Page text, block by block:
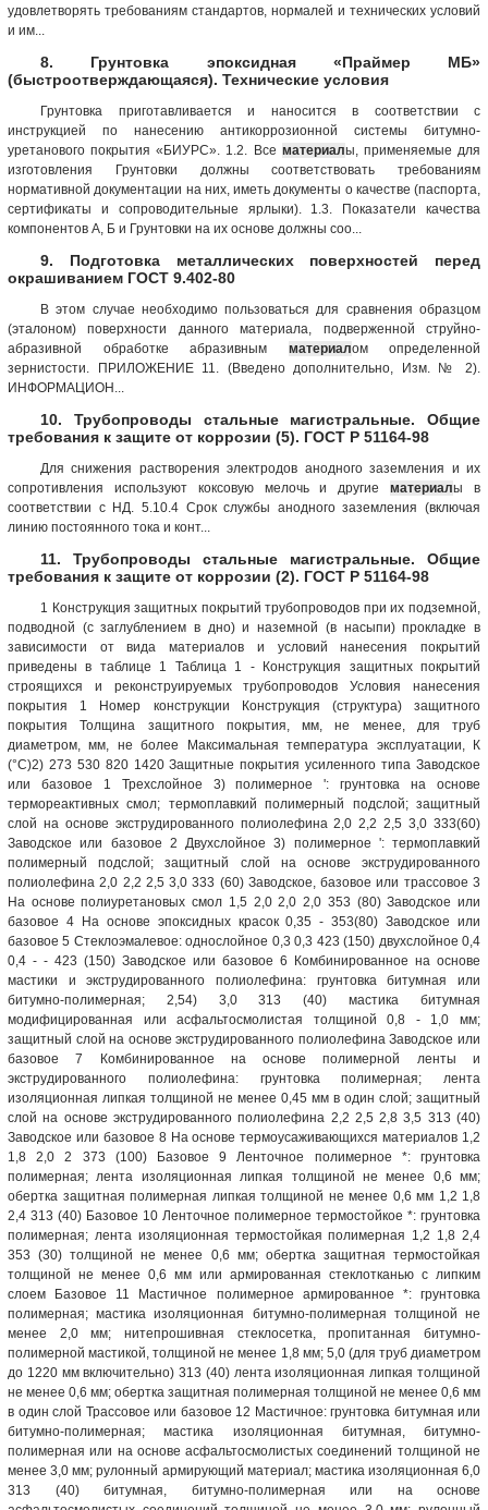
удовлетворять требованиям стандартов, нормалей и технических условий
и им...
8. Грунтовка эпоксидная «Праймер МБ»
(быстроотверждающаяся). Технические условия
Грунтовка приготавливается и наносится в соответствии с
инструкцией по нанесению антикоррозионной системы битумно-
уретанового покрытия «БИУРС». 1.2. Все материалы, применяемые для
изготовления Грунтовки должны соответствовать требованиям
нормативной документации на них, иметь документы о качестве (паспорта,
сертификаты и сопроводительные ярлыки). 1.3. Показатели качества
компонентов А, Б и Грунтовки на их основе должны соо...
9. Подготовка металлических поверхностей перед
окрашиванием ГОСТ 9.402-80
В этом случае необходимо пользоваться для сравнения образцом
(эталоном) поверхности данного материала, подверженной струйно-
абразивной обработке абразивным материалом определенной
зернистости. ПРИЛОЖЕНИЕ 11. (Введено дополнительно, Изм. № 2).
ИНФОРМАЦИОН...
10. Трубопроводы стальные магистральные. Общие
требования к защите от коррозии (5). ГОСТ Р 51164-98
Для снижения растворения электродов анодного заземления и их
сопротивления используют коксовую мелочь и другиематериалы в
соответствии с НД. 5.10.4 Срок службы анодного заземления (включая
линию постоянного тока и конт...
11. Трубопроводы стальные магистральные. Общие
требования к защите от коррозии (2). ГОСТ Р 51164-98
1 Конструкция защитных покрытий трубопроводов при их подземной,
подводной (с заглублением в дно) и наземной (в насыпи) прокладке в
зависимости от вида материалов и условий нанесения покрытий
приведены в таблице 1 Таблица 1 - Конструкция защитных покрытий
строящихся и реконструируемых трубопроводов Условия нанесения
покрытия 1 Номер конструкции Конструкция (структура) защитного
покрытия Толщина защитного покрытия, мм, не менее, для труб
диаметром, мм, не более Максимальная температура эксплуатации, К
(°С)2) 273 530 820 1420 Защитные покрытия усиленного типа Заводское
или базовое 1 Трехслойное 3) полимерное ': грунтовка на основе
термореактивных смол; термоплавкий полимерный подслой; защитный
слой на основе экструдированного полиолефина 2,0 2,2 2,5 3,0 333(60)
Заводское или базовое 2 Двухслойное 3) полимерное ': термоплавкий
полимерный подслой; защитный слой на основе экструдированного
полиолефина 2,0 2,2 2,5 3,0 333 (60) Заводское, базовое или трассовое 3
На основе полиуретановых смол 1,5 2,0 2,0 2,0 353 (80) Заводское или
базовое 4 На основе эпоксидных красок 0,35 - 353(80) Заводское или
базовое 5 Стеклоэмалевое: однослойное 0,3 0,3 423 (150) двухслойное 0,4
0,4 - - 423 (150) Заводское или базовое 6 Комбинированное на основе
мастики и экструдированного полиолефина: грунтовка битумная или
битумно-полимерная; 2,54) 3,0 313 (40) мастика битумная
модифицированная или асфальтосмолистая толщиной 0,8 - 1,0 мм;
защитный слой на основе экструдированного полиолефина Заводское или
базовое 7 Комбинированное на основе полимерной ленты и
экструдированного полиолефина: грунтовка полимерная; лента
изоляционная липкая толщиной не менее 0,45 мм в один слой; защитный
слой на основе экструдированного полиолефина 2,2 2,5 2,8 3,5 313 (40)
Заводское или базовое 8 На основе термоусаживающихся материалов 1,2
1,8 2,0 2 373 (100) Базовое 9 Ленточное полимерное *: грунтовка
полимерная; лента изоляционная липкая толщиной не менее 0,6 мм;
обертка защитная полимерная липкая толщиной не менее 0,6 мм 1,2 1,8
2,4 313 (40) Базовое 10 Ленточное полимерное термостойкое *: грунтовка
полимерная; лента изоляционная термостойкая полимерная 1,2 1,8 2,4
353 (30) толщиной не менее 0,6 мм; обертка защитная термостойкая
толщиной не менее 0,6 мм или армированная стеклотканью с липким
слоем Базовое 11 Мастичное полимерное армированное *: грунтовка
полимерная; мастика изоляционная битумно-полимерная толщиной не
менее 2,0 мм; нитепрошивная стеклосетка, пропитанная битумно-
полимерной мастикой, толщиной не менее 1,8 мм; 5,0 (для труб диаметром
до 1220 мм включительно) 313 (40) лента изоляционная липкая толщиной
не менее 0,6 мм; обертка защитная полимерная толщиной не менее 0,6 мм
в один слой Трассовое или базовое 12 Мастичное: грунтовка битумная или
битумно-полимерная; мастика изоляционная битумная, битумно-
полимерная или на основе асфальтосмолистых соединений толщиной не
менее 3,0 мм; рулонный армирующий материал; мастика изоляционная 6,0
313 (40) битумная, битумно-полимерная или на основе